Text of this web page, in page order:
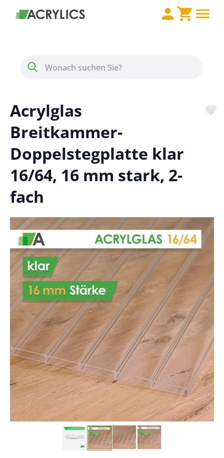
Menü
Acrylglas
Breitkammer-
Doppelstegplatte klar
16/64, 16 mm stark, 2-
fach